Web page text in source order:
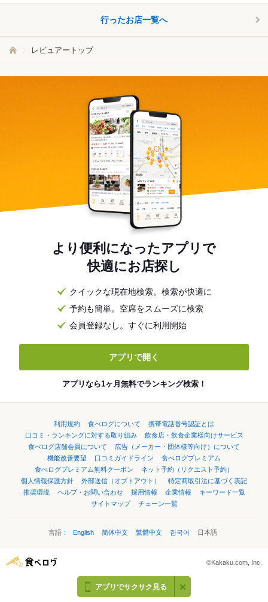
行ったお店一覧へ
アプリでサクサク見る
レビュアートップ
より便利になったアプリで
快適にお店探し
クイックな現在地検索。検索が快適に
予約も簡単。空席をスムーズに検索
会員登録なし。すぐに利用開始
アプリで開く
アプリなら1ヶ月無料でランキング検索！
利用規約 食べログについて
携帯電話番号認証とは
口コミ・ランキングに対する取り組み
飲食店・飲食企業様向けサービス
食べログ店舗会員について
広告（メーカー・団体様等向け）について
機能改善要望
口コミガイドライン
食べログプレミアム
食べログプレミアム無料クーポン
ネット予約（リクエスト予約）
個人情報保護方針
外部送信（オプトアウト）
特定商取引法に基づく表記
推奨環境
ヘルプ・お問い合わせ 採用情報 企業情報
キーワード一覧
サイトマップ
チェーン一覧
言語： English 简体中文 繁體中文 한국어 日本語
©Kakaku.com, Inc.